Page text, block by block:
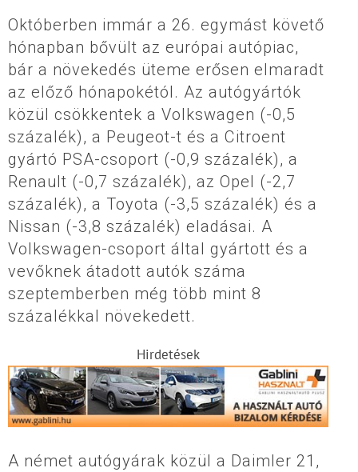
Októberben immár a 26. egymást követő
hónapban bővült az európai autópiac,
bár a növekedés üteme erősen elmaradt
az előző hónapokétól. Az autógyártók
közül csökkentek a Volkswagen (-0,5
százalék), a Peugeot-t és a Citroent
gyártó PSA-csoport (-0,9 százalék), a
Renault (-0,7 százalék), az Opel (-2,7
százalék), a Toyota (-3,5 százalék) és a
Nissan (-3,8 százalék) eladásai. A
Volkswagen-csoport által gyártott és a
vevőknek átadott autók száma
szeptemberben még több mint 8
százalékkal növekedett.
Hirdetések
A német autógyárak közül a Daimler 21,